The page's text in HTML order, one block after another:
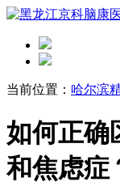
当前位置： 哈尔滨
如何正确
和焦虑症